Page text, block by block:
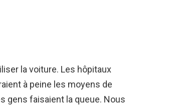
la voiture. Les hôpitaux
à peine les moyens de
gens faisaient la queue. Nous